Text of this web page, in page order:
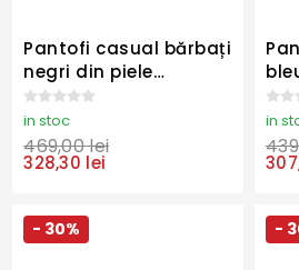
Pantofi casual bărbați
negri din piele
naturală granulată
FLG2025-X2
in stoc
469,00 lei
328,30 lei
in
- 30% -